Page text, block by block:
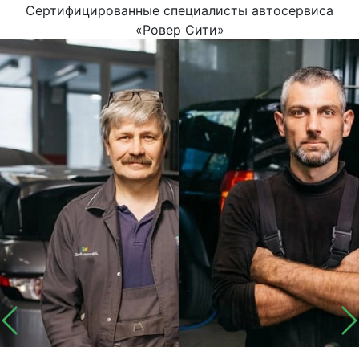
Сертифицированные специалисты автосервиса
«Ровер Сити»